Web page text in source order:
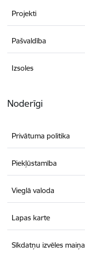
Projekti
Pašvaldība
Izsoles
Noderīgi
Privātuma politika
Piekļūstamība
Vieglā valoda
Lapas karte
Sīkdatņu izvēles maiņa